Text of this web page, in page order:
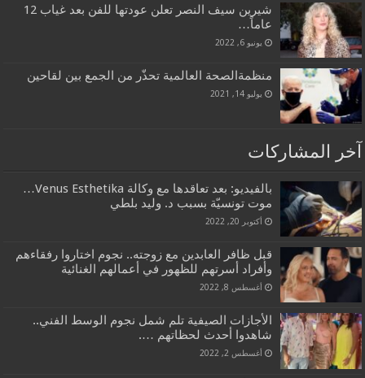
شيرين سيف النصر تعلن عودتها للفن بعد غياب 12
عاماً…
يونيو 6, 2022
منظمةالصحة العالمية تحذّر من الجمع بين لقاحين
يوليو 14, 2021
آخر المشاركات
بالفيديو: بعد تعاقدها مع وكالة Venus Esthetika…
موت تونسيّة بسبب د. وليد بلطي
أكتوبر 20, 2022
قبل ظافر العابدين مع زوجته.. نجوم اختاروا رفقاءهم
وأفراد أسرتهم للظهور في أعمالهم الغنائية
أغسطس 8, 2022
الأجازات الصيفية تلم شمل نجوم الوسط الفني..
شاهدوا أحدث لحظاتهم ….
أغسطس 2, 2022